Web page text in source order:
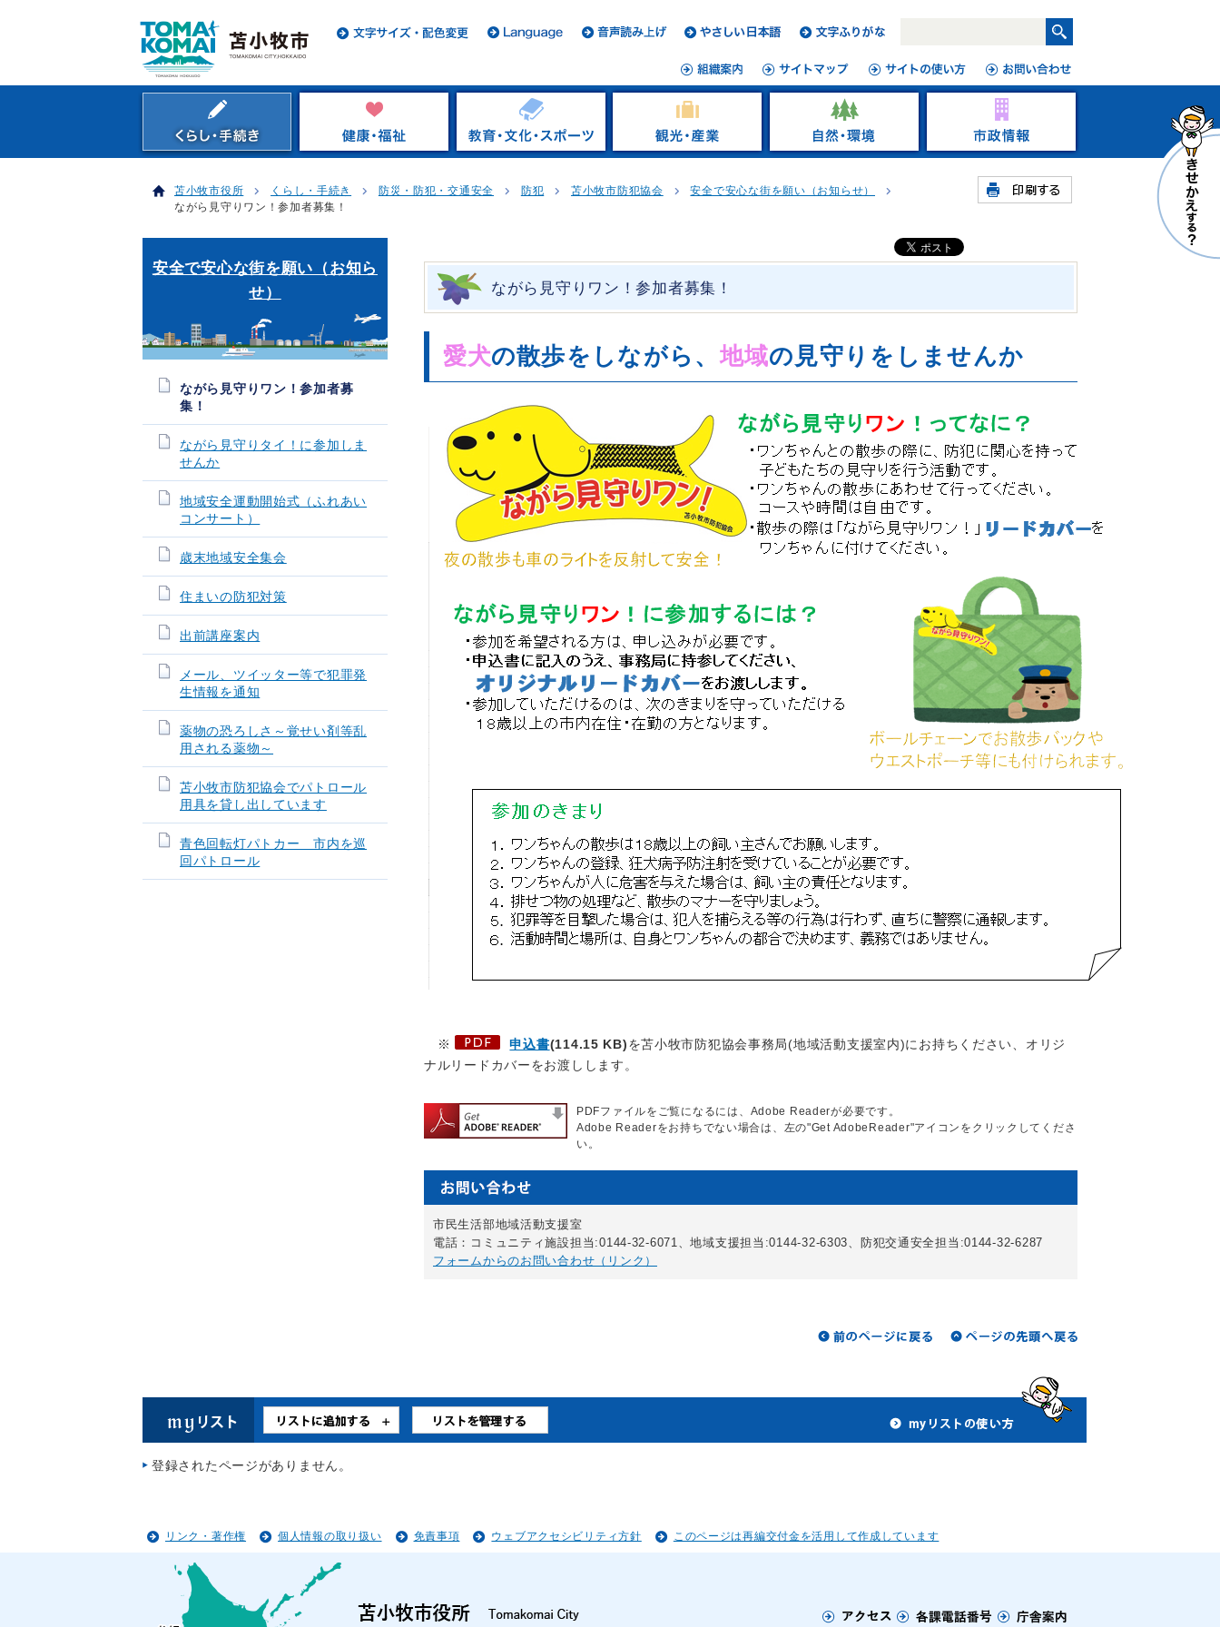
苫小牧市役所 くらし・手続き 防災・防犯・交通安全 防犯 苫小牧市防犯協会
安全で安心な街を願い（お知らせ）
ながら見守りワン！参加者募集！
ながら見守りワン！参加者募集！
愛犬の散歩をしながら、地域の見守りをしませんか
※ 申込書(114.15 KB)を苫小牧市防犯協会事務局(地域活動支援室内)にお持ちください、オリジ
ナルリードカバーをお渡しします。
PDFファイルをご覧になるには、Adobe Readerが必要です。
Adobe Readerをお持ちでない場合は、左の"Get AdobeReader"アイコンをクリックしてくださ
い。
市民生活部地域活動支援室
電話：コミュニティ施設担当:0144-32-6071、地域支援担当:0144-32-6303、防犯交通安全担当:0144-32-6287
フォームからのお問い合わせ（リンク）
安全で安心な街を願い（お知ら
せ）
ながら見守りワン！参加者募
集！
ながら見守りタイ！に参加しま
せんか
地域安全運動開始式（ふれあい
コンサート）
歳末地域安全集会
住まいの防犯対策
出前講座案内
メール、ツイッター等で犯罪発
生情報を通知
薬物の恐ろしさ～覚せい剤等乱
用される薬物～
苫小牧市防犯協会でパトロール
用具を貸し出しています
青色回転灯パトカー 市内を巡
回パトロール
登録されたページがありません。
リンク・著作権 個人情報の取り扱い 免責事項 ウェブアクセシビリティ方針 このページは再編交付金を活用して作成しています